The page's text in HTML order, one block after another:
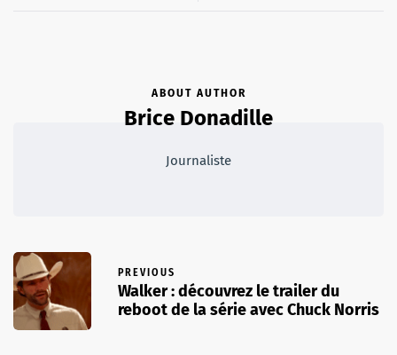
ABOUT AUTHOR
Brice Donadille
Journaliste
PREVIOUS
Walker : découvrez le trailer du
reboot de la série avec Chuck Norris